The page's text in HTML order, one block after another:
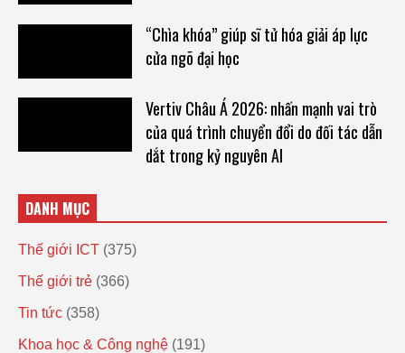
“Chìa khóa” giúp sĩ tử hóa giải áp lực
cửa ngõ đại học
Vertiv Châu Á 2026: nhấn mạnh vai trò
của quá trình chuyển đổi do đối tác dẫn
dắt trong kỷ nguyên AI
DANH MỤC
Thế giới ICT (375)
Thế giới trẻ (366)
Tin tức (358)
Khoa học & Công nghệ (191)